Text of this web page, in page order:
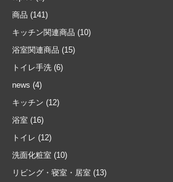
商品 (141)
キッチン関連商品 (10)
浴室関連商品 (15)
トイレ手洗 (6)
news (4)
キッチン (12)
浴室 (16)
トイレ (12)
洗面化粧室 (10)
リビング・寝室・居室 (13)